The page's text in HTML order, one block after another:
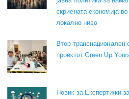
скриената економија
локално ниво
Втор транснационален
проектот Green Up
Повик за Експерти/ки